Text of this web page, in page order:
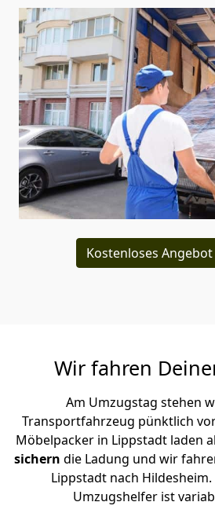
Kostenloses
Wir fahren
Am Umzugstag stehen
Transportfahrzeug pünktlich
Möbelpacker in Lippstadt laden
sichern die Ladung und wir
Lippstadt nach
Umzugshelfer ist